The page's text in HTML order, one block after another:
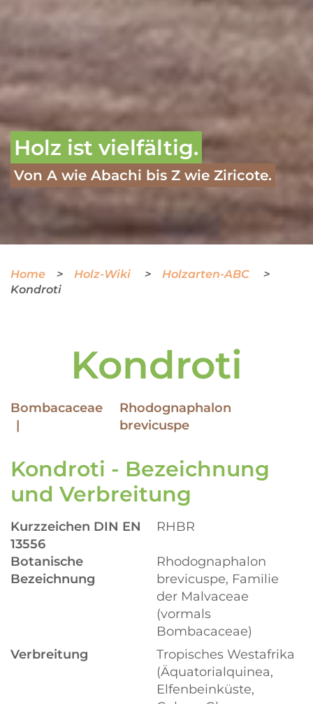
Holz ist vielfältig.
Von A wie Abachi bis Z wie Ziricote.
Home Holz-Wiki
Holzarten-ABC
Kondroti
Kondroti
Bombacaceae
Rhodognaphalon
brevicuspe
Kondroti - Bezeichnung
und Verbreitung
Kurzzeichen DIN EN
13556
RHBR
Botanische
Bezeichnung
Rhodognaphalon
brevicuspe, Familie
der Malvaceae
(vormals
Bombacaceae)
Verbreitung
Tropisches Westafrika
(Äquatorialquinea,
Elfenbeinküste,